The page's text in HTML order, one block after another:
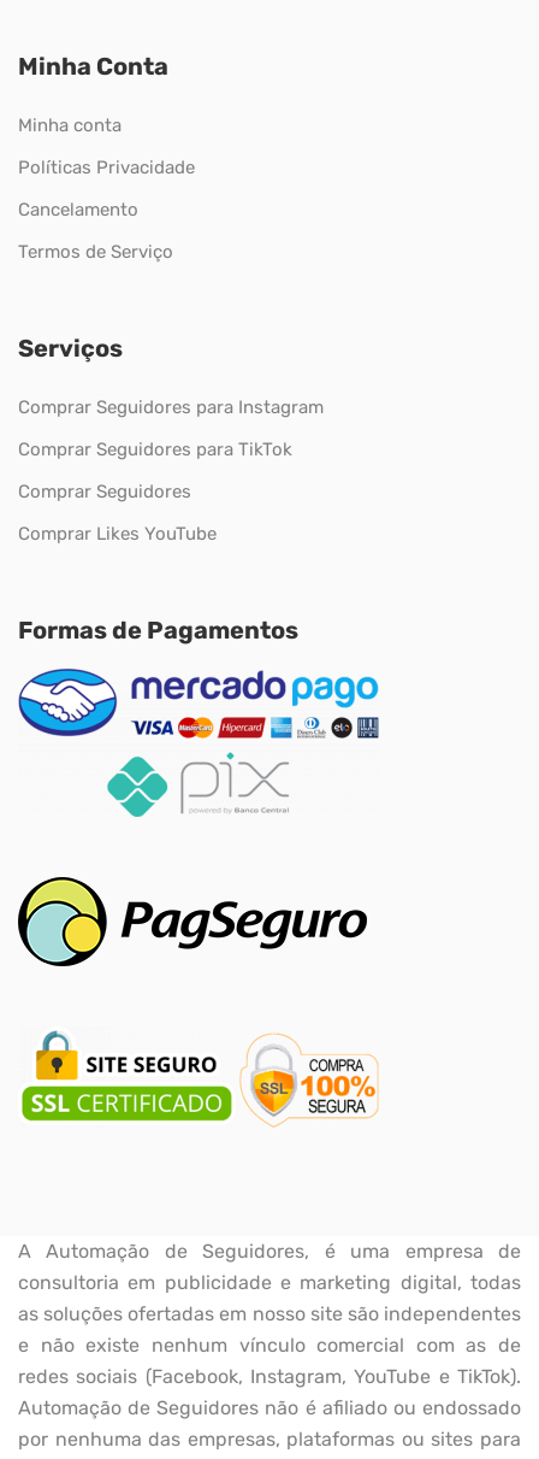
Minha Conta
Minha conta
Políticas Privacidade
Cancelamento
Termos de Serviço
Serviços
Comprar Seguidores para Instagram
Comprar Seguidores para TikTok
Comprar Seguidores
Comprar Likes YouTube
Formas de Pagamentos
A Automação de Seguidores, é uma empresa de
consultoria em publicidade e marketing digital, todas
as soluções ofertadas em nosso site são independentes
e não existe nenhum vínculo comercial com as de
redes sociais (Facebook, Instagram, YouTube e TikTok).
Automação de Seguidores não é afiliado ou endossado
por nenhuma das empresas, plataformas ou sites para